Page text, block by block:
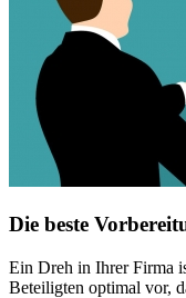
Die beste
Ein Dreh in Ihrer Firma
Beteiligten optimal vor,